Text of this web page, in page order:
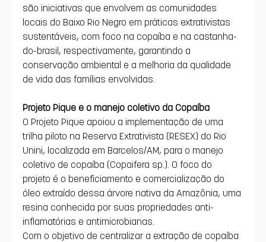
são iniciativas que envolvem as comunidades
locais do Baixo Rio Negro em práticas extrativistas
sustentáveis, com foco na copaíba e na castanha-
do-brasil, respectivamente, garantindo a
conservação ambiental e a melhoria da qualidade
de vida das famílias envolvidas.
Projeto Pique e o manejo coletivo da Copaíba
O Projeto Pique apoiou a implementação de uma
trilha piloto na Reserva Extrativista (RESEX) do Rio
Unini, localizada em Barcelos/AM, para o manejo
coletivo de copaíba (Copaifera sp.). O foco do
projeto é o beneficiamento e comercialização do
óleo extraído dessa árvore nativa da Amazônia, uma
resina conhecida por suas propriedades anti-
inflamatórias e antimicrobianas.
Com o objetivo de centralizar a extração de copaíba